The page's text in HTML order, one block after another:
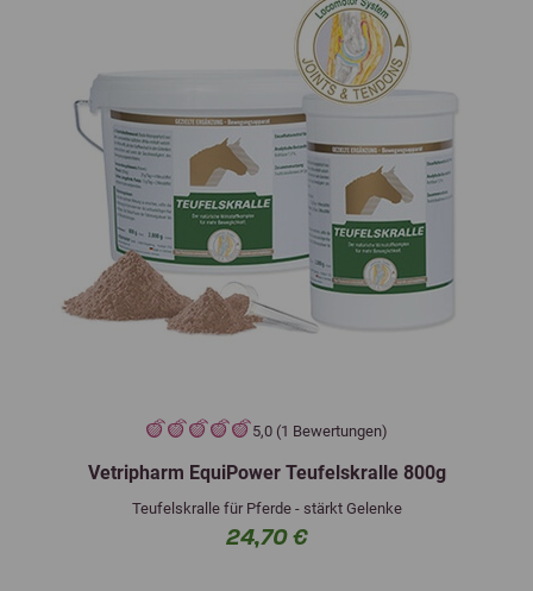
5,0 (1 Bewertungen)
Vetripharm EquiPower Teufelskralle 800g
Teufelskralle für Pferde - stärkt Gelenke
24,70 €